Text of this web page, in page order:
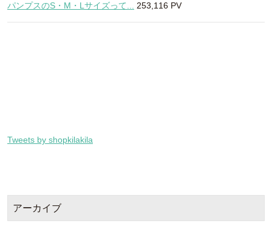
パンプスのS・M・Lサイズって... 253,116 PV
Tweets by shopkilakila
アーカイブ